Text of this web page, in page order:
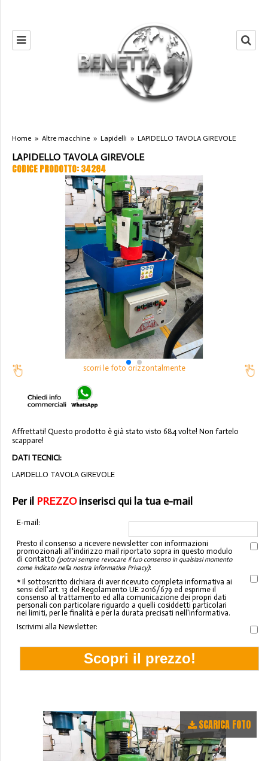
Home » Altre macchine » Lapidelli » LAPIDELLO TAVOLA GIREVOLE
LAPIDELLO TAVOLA GIREVOLE
CODICE PRODOTTO: 34284
scorri le foto orizzontalmente
Affrettati! Questo prodotto è già stato visto 684 volte! Non fartelo
scappare!
DATI TECNICI:
LAPIDELLO TAVOLA GIREVOLE
Per il PREZZOinserisci qui la tua e-mail
E-mail:
Presto il consenso a ricevere newsletter con informazioni
promozionali all'indirizzo mail riportato sopra in questo modulo
di contatto (potrai sempre revocare il tuo consenso in qualsiasi momento
come indicato nella nostra informativa Privacy):
* Il sottoscritto dichiara di aver ricevuto completa informativa ai
sensi dell'art. 13 del Regolamento UE 2016/679 ed esprime il
consenso al trattamento ed alla comunicazione dei propri dati
personali con particolare riguardo a quelli cosiddetti particolari
nei limiti, per le finalità e per la durata precisati nell'informativa.
Iscrivimi alla Newsletter:
SCARICA FOTO